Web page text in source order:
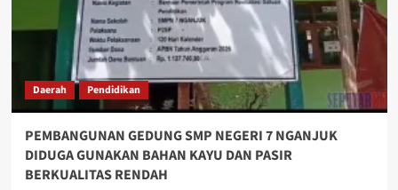
Daerah Pendidikan
PEMBANGUNAN GEDUNG SMP NEGERI 7 NGANJUK
DIDUGA GUNAKAN BAHAN KAYU DAN PASIR
BERKUALITAS RENDAH